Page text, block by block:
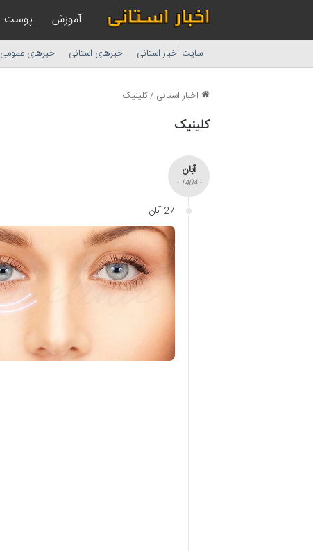
آموزش پوست
سایت اخبار استانی خبرهای استانی خبرهای عمومی
اخبار استانی /کلینیک
کلینیک
آبان
- 1404 -
27 آبان